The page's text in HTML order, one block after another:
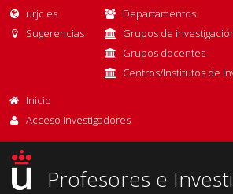
urjc.es
Sugerencias
Departamentos
Grupos de
Grupos docentes
Centros/Institutos de
Inicio
Acceso Investigadores
Profesores e